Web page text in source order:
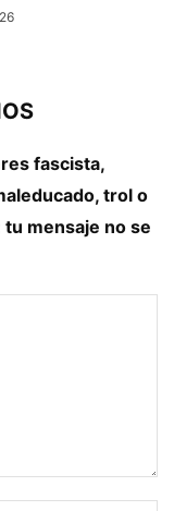
fascista,
trol o
mensaje no se